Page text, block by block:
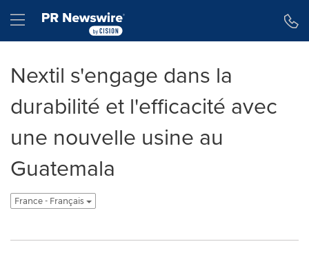
Hamburger menu
Nextil s'engage dans la
durabilité et l'efficacité avec
une nouvelle usine au
Guatemala
France - Français